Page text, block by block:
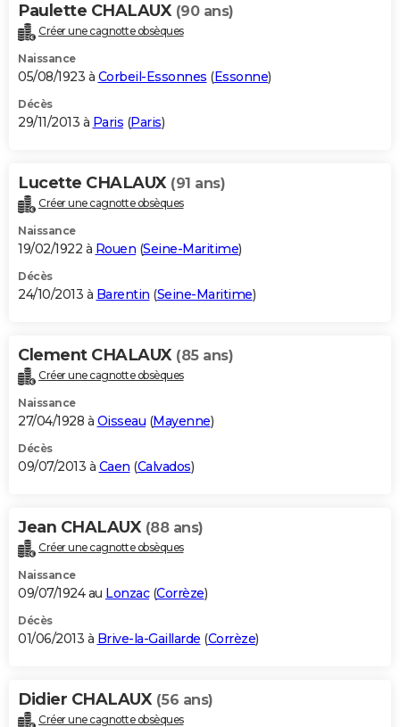
Paulette CHALAUX (90 ans)
Créer une cagnotte obsèques
Naissance
05/08/1923 à Corbeil-Essonnes (Essonne)
Décès
29/11/2013 à Paris (Paris)
Lucette CHALAUX (91 ans)
Créer une cagnotte obsèques
Naissance
19/02/1922 à Rouen (Seine-Maritime)
Décès
24/10/2013 à Barentin (Seine-Maritime)
Clement CHALAUX (85 ans)
Créer une cagnotte obsèques
Naissance
27/04/1928 à Oisseau (Mayenne)
Décès
09/07/2013 à Caen (Calvados)
Jean CHALAUX (88 ans)
Créer une cagnotte obsèques
Naissance
09/07/1924 au Lonzac(Corrèze)
Décès
01/06/2013 à Brive-la-Gaillarde (Corrèze)
Didier CHALAUX (56 ans)
Créer une cagnotte obsèques